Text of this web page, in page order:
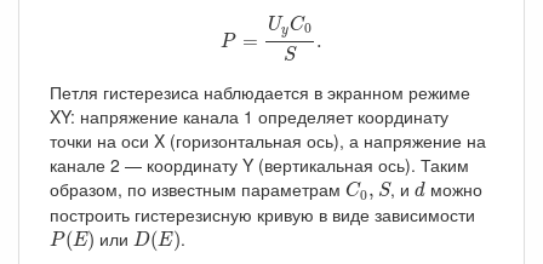
P =
UyC0
S
.
yC 0S
Петля гистерезиса наблюдается в экранном режиме
XY: напряжение канала 1 определяет координату
точки на оси X (горизонтальная ось), а напряжение на
канале 2 — координату Y (вертикальная ось). Таким
образом, по известным параметрам C0, S
C0 S, иd
d можно
построить гистерезисную кривую в виде зависимости
P(E)
P(E) илиD(E)
D(E) .